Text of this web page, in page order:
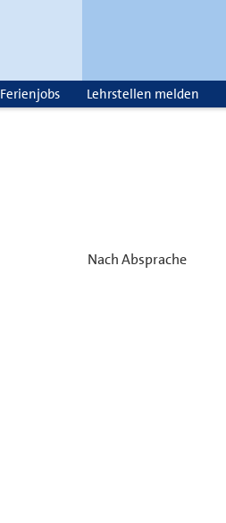
Ferienjobs Lehrstellen melden
Nach Absprache